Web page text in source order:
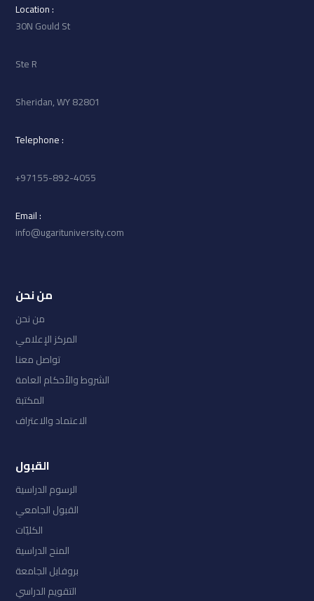
: Location
30N Gould St
Ste R
Sheridan, WY 82801
: Telephone
97155-892-4055+
: Email
info@ugarituniversity.com
من نحن
من نحن
المركز الإعلامي
تواصل معنا
الشروط والأحكام العامة
المكتبة
الاعتماد والاعتراف
القبول
الرسوم الدراسية
القبول الجامعي
الكليّات
المنح الدراسية
بروفايل الجامعة
التقويم الدراسي